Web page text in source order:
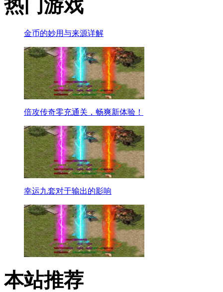
热门游戏
金币的妙用与来源详解
倍攻传奇零充通关，畅爽新体验！
幸运九套对于输出的影响
本站推荐